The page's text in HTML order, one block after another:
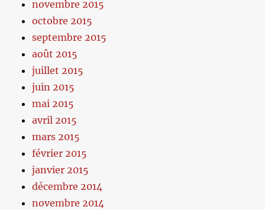
novembre 2015
octobre 2015
septembre 2015
août 2015
juillet 2015
juin 2015
mai 2015
avril 2015
mars 2015
février 2015
janvier 2015
décembre 2014
novembre 2014